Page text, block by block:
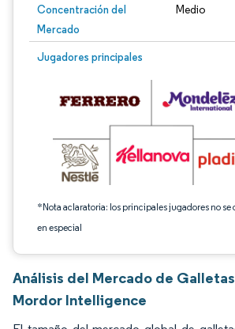
Concentración del
Mercado
Medio
Jugadores principales
*Nota aclaratoria: los principales jugadores no
en especial
Imagen © Mordor Intelligence. El uso requiere
Análisis del Mercado de
Mordor Intelligence